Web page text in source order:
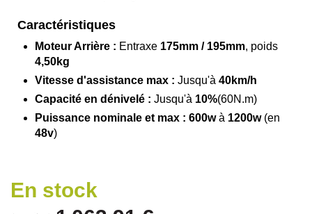
Caractéristiques
Moteur Arrière : Entraxe 175mm / 195mm, poids
4,50kg
Vitesse d'assistance max : Jusqu'à 40km/h
Capacité en dénivelé : Jusqu'à 10%(60N.m)
Puissance nominale et max : 600wà 1200w(en
48v)
En stock